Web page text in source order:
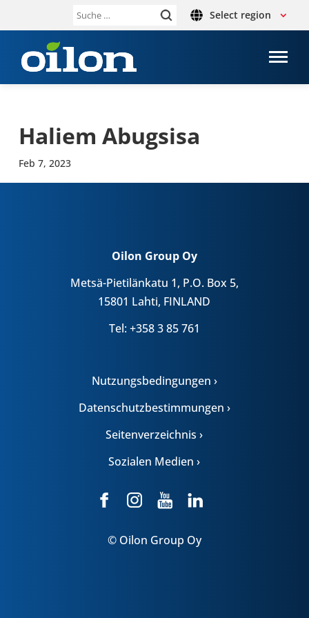
Suche Select region
Haliem Abugs­isa
Feb 7, 2023
Oilon Group Oy
Metsä-Pietilänkatu 1, P.O. Box 5,
15801 Lahti, FINLAND
Tel: +358 3 85 761
Nutzungsbedingungen ›
Datenschutzbestimmungen ›
Seitenverzeichnis ›
Sozialen Medien ›
© Oilon Group Oy